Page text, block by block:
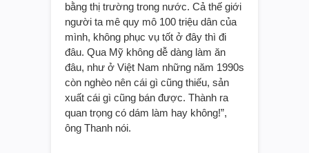
bằng thị trường trong nước. Cả thế giới
người ta mê quy mô 100 triệu dân của
mình, không phục vụ tốt ở đây thì đi
đâu. Qua Mỹ không dễ dàng làm ăn
đâu, như ở Việt Nam những năm 1990s
còn nghèo nên cái gì cũng thiếu, sản
xuất cái gì cũng bán được. Thành ra
quan trọng có dám làm hay không!”,
ông Thanh nói.